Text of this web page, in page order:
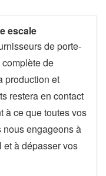
escale
de porte-
de
production et
restera en contact
à ce que toutes vos
engageons à
à dépasser vos